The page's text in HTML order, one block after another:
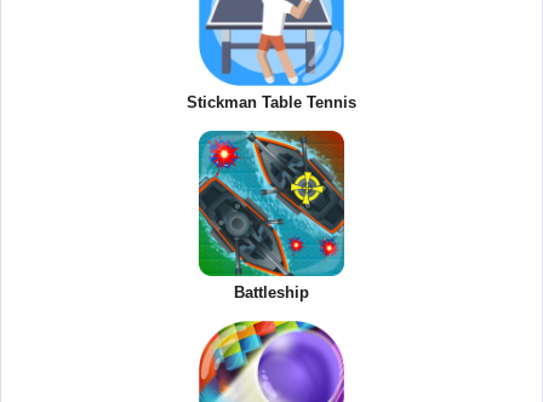
Stickman Table Tennis
Battleship